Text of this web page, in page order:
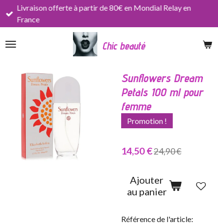
Passer
principal
Chic beauté
Livraison offerte à partir de 80€ en Mondial Relay en
France
Sunflowers Dream
Petals 100 ml pour
femme
Promotion !
14,50 €24,90 €
Ajouter
au panier
Référence de l'article: